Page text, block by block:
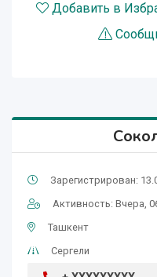
Добавить в
Зарегистрирован:
Активность: Вчера,
Ташкент
Сергели